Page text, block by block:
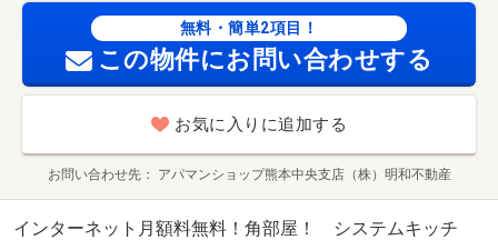
無料・簡単2項目！
この物件にお問い合わせする
お気に入りに追加する
お問い合わせ先 アパマンショップ熊本中央支店（株）明和不動産
インターネット月額料無料！角部屋！ システムキッチ